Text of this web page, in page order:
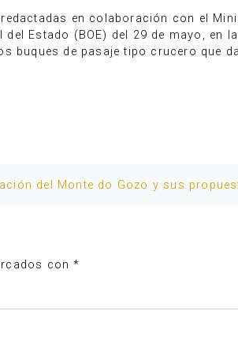
en colaboración con el
Estado (BOE) del 29 de mayo, en
buques de pasaje tipo crucero que
del Monte do Gozo y sus
con*